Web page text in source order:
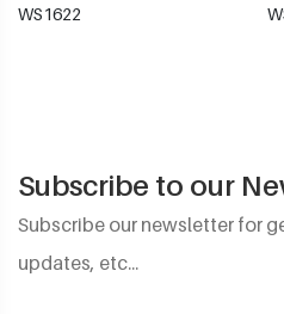
WS1622
Subscribe to our
Subscribe our newsletter for
updates, etc...